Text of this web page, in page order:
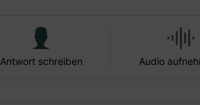
Antwort schreiben Audio